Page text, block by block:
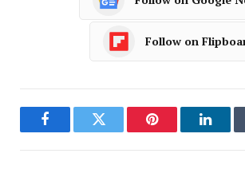
Follow on
FacebookTwitter Pinterest